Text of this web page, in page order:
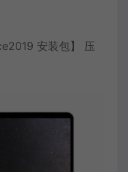
安装包】 压